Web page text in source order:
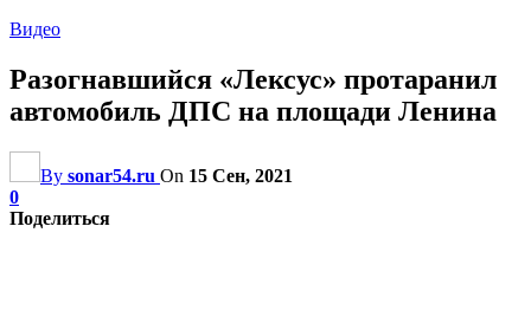
Видео
Разогнавшийся «Лексус» протаранил
автомобиль ДПС на площади Ленина
By sonar54.ru On 15 Сен, 2021
0
Поделиться